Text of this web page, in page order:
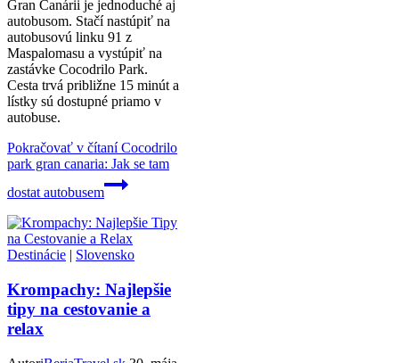
Gran Canárii je jednoduché aj
autobusom. Stačí nastúpiť na
autobusovú linku 91 z
Maspalomasu a vystúpiť na
zastávke Cocodrilo Park.
Cesta trvá približne 15 minút a
lístky sú dostupné priamo v
autobuse.
Pokračovať v čítaníCocodrilo
park gran canaria: Jak se tam
dostat autobusem
Destinácie | Slovensko
Krompachy: Najlepšie
tipy na cestovanie a
relax